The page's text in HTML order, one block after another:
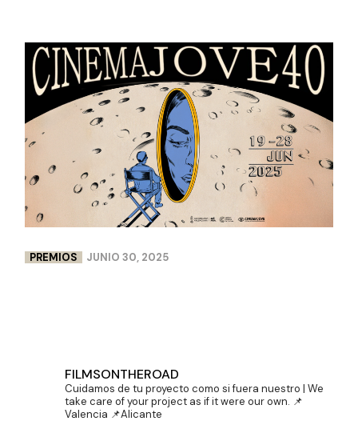
PREMIOS JUNIO 30, 2025
FILMSONTHEROAD
Cuidamos de tu proyecto como si fuera nuestro | We
take care of your project as if it were our own. 📌
Valencia 📌Alicante